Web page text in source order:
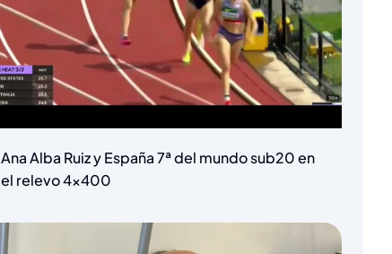
Ana Alba Ruiz y España 7ª del mundo sub20 en
el relevo 4×400